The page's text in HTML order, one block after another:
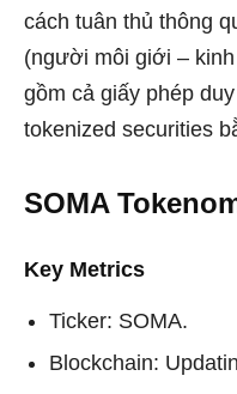
cách tuân thủ thông
(người môi giới –
gồm cả giấy phép
tokenized securities
SOMA
Key Metrics
Ticker: SOMA.
Blockchain: